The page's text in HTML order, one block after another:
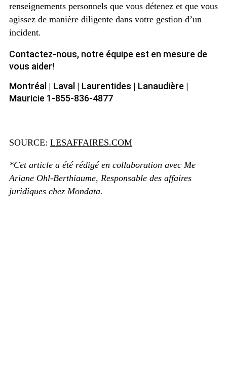
renseignements personnels que vous détenez et que vous
agissez de manière diligente dans votre gestion d’un
incident.
Contactez-nous, notre équipe est en mesure de
vous aider!
Montréal | Laval | Laurentides | Lanaudière |
Mauricie 1-855-836-4877
SOURCE: LESAFFAIRES.COM
*Cet article a été rédigé en collaboration avec Me
Ariane Ohl-Berthiaume, Responsable des affaires
juridiques chez Mondata.